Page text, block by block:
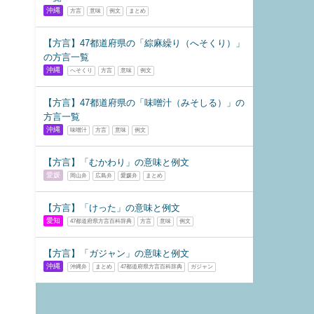
沖縄 方言 意味 例文 まとめ
【方言】47都道府県の「綜麻繰り（へそくり）」
の方言一覧
沖縄 へそくり 方言 意味 例文
【方言】47都道府県の「味噌汁（みそしる）」の
方言一覧
沖縄 味噌汁 方言 意味 例文
【方言】「むかわり」の意味と例文
愛媛 岡山弁 広島弁 愛媛弁 まとめ
【方言】「けった」の意味と例文
愛知 47都道府県方言百科辞典 方言 意味 例文
【方言】「ガジャン」の意味と例文
沖縄 沖縄弁 まとめ 47都道府県方言百科辞典 ガジャン